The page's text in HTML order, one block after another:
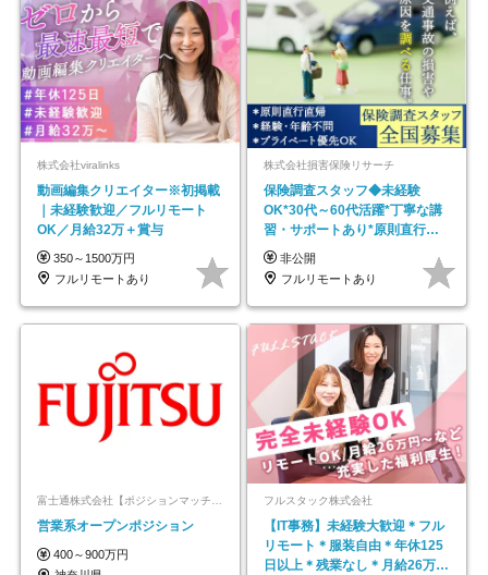
株式会社viralinks
動画編集クリエイター※初掲載
｜未経験歓迎／フルリモート
OK／月給32万＋賞与
350～1500万円
フルリモートあり
株式会社損害保険リサーチ
保険調査スタッフ◆未経験
OK*30代～60代活躍*丁寧な講
習・サポートあり*原則直行直
帰／全国募集・業務委託
非公開
フルリモートあり
富士通株式会社【ポジションマッチ登録】
営業系オープンポジション
400～900万円
フルスタック株式会社
【IT事務】未経験大歓迎＊フル
リモート＊服装自由＊年休125
日以上＊残業なし＊月給26万円